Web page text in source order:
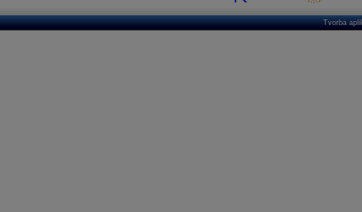
Tvorba